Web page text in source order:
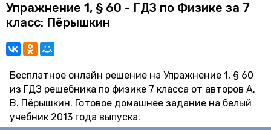
11 класс
Упражнение 1, § 60 - ГДЗ по Физике за 7
класс: Пёрышкин
Бесплатное онлайн решение на Упражнение 1, § 60
из ГДЗ решебника по физике 7 класса от авторов А.
В. Пёрышкин. Готовое домашнее задание на белый
учебник 2013 года выпуска.